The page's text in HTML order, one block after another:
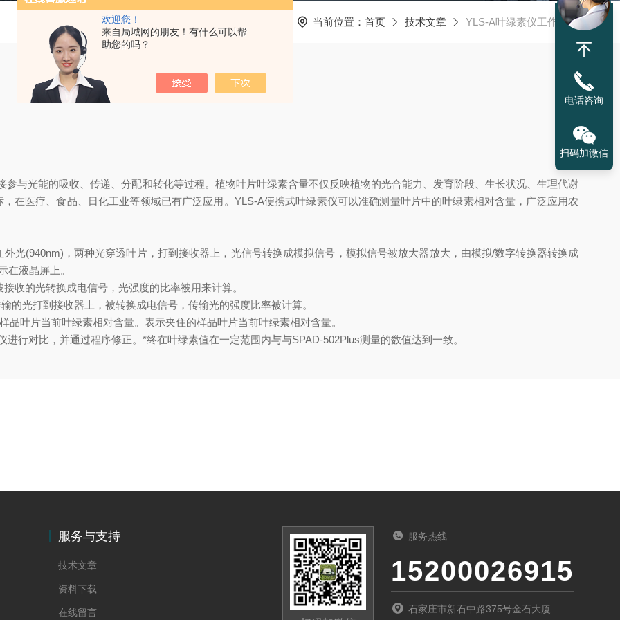
欢迎您！
来自局域网的朋友！有什么可以帮
助您的吗？
当前位置： 首页 技术文章 YLS-A叶绿素仪工作原理
与光能的吸收、传递、分配和转化等过程。植物叶片叶绿素含量不仅反映植物的光合能力、发育阶段、生长状况、生理代谢
在医疗、食品、日化工业等领域已有广泛应用。YLS-A便携式叶绿素仪可以准确测量叶片中的叶绿素相对含量，广泛应用农
光(940nm)，两种光穿透叶片，打到接收器上，光信号转换成模拟信号，模拟信号被放大器放大，由模拟/数字转换器转换成
在液晶屏上。
收的光转换成电信号，光强度的比率被用来计算。
光打到接收器上，被转换成电信号，传输光的强度比率被计算。
叶片当前叶绿素相对含量。表示夹住的样品叶片当前叶绿素相对含量。
行对比，并通过程序修正。*终在叶绿素值在一定范围内与与SPAD-502Plus测量的数值达到一致。
服务与支持
技术文章
资料下载
在线留言
服务热线
15200026915
石家庄市新石中路375号金石大厦
电话咨询
扫码加微信